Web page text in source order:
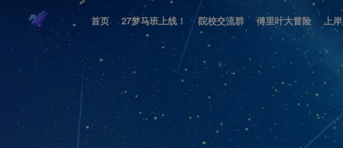
首页 27梦马班上线！ 院校交流群 傅里叶大冒险 上